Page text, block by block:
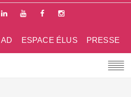
PRESSE
ESPACE ÉLUS